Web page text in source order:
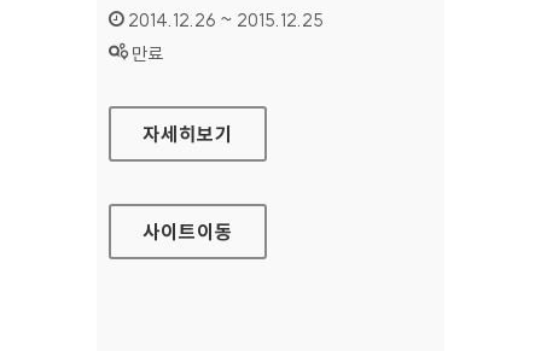
인증기간 :
2014.12.26 ~ 2015.12.25
상태 :
만료
질병관리본부 국립검역소 홈페이지
자세히보기
사이트이동